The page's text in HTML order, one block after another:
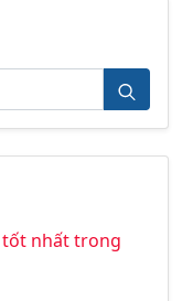
nhất trong